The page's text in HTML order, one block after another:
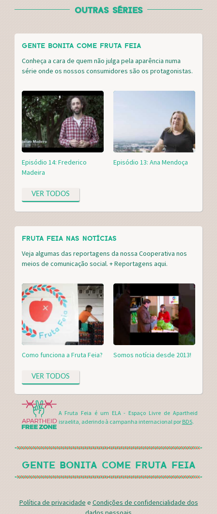
OUTRAS SÉRIES
GENTE BONITA COME FRUTA FEIA
Conheça a cara de quem não julga pela aparência numa
série onde os nossos consumidores são os protagonistas.
VER TODOS
Episódio 14: Frederico
Madeira
Episódio 13: Ana Mendoça
FRUTA FEIA NAS NOTÍCIAS
Veja algumas das reportagens da nossa Cooperativa nos
meios de comunicação social. + Reportagens aqui.
VER TODOS
Como funciona a Fruta Feia? Somos notícia desde 2013!
A Fruta Feia é um ELA - Espaço Livre de Apartheid
israelita, aderindo à campanha internacional por BDS.
GENTE BONITA COME FRUTA FEIA
Política de privacidade e Condições de confidencialidade dos